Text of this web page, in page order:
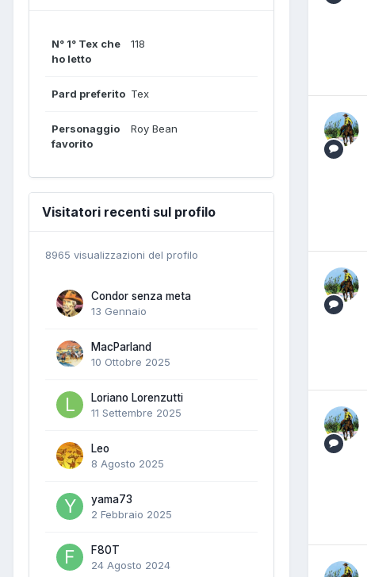
N° 1° Tex che
ho letto
118
Pard preferito Tex
Personaggio
favorito
Roy Bean
Visitatori recenti sul profilo
8965 visualizzazioni del profilo
Condor senza meta
13 Gennaio
MacParland
10 Ottobre 2025
Loriano Lorenzutti
11 Settembre 2025
Leo
8 Agosto 2025
yama73
2 Febbraio 2025
F80T
24 Agosto 2024